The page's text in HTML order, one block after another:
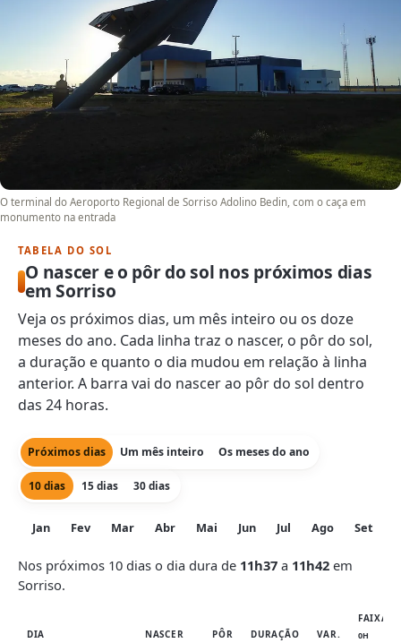
O terminal do Aeroporto Regional de Sorriso Adolino Bedin, com o caça em
monumento na entrada
TABELA DO SOL
O nascer e o pôr do sol nos próximos dias
em Sorriso
Veja os próximos dias, um mês inteiro ou os doze
meses do ano. Cada linha traz o nascer, o pôr do sol,
a duração e quanto o dia mudou em relação à linha
anterior. A barra vai do nascer ao pôr do sol dentro
das 24 horas.
Próximos dias Um mês inteiro Os meses do ano
10 dias 15 dias 30 dias
Jan Fev Mar Abr Mai Jun Jul Ago Set
Nos próximos 10 dias o dia dura de 11h37 a 11h42 em
Sorriso.
DIA NASCER PÔR DURAÇÃO VAR.
FAIXA
0H